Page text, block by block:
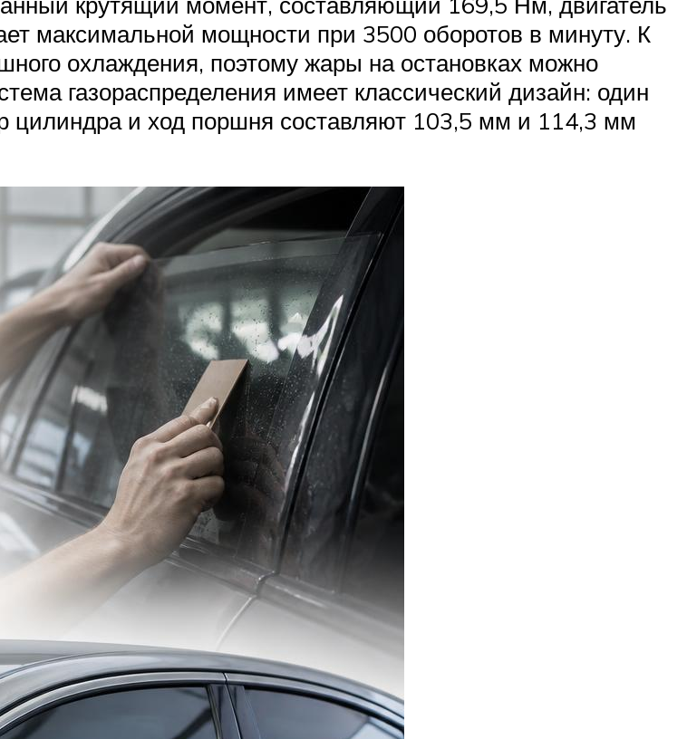
максимальной мощности при 3500 оборотов в минуту. К
охлаждения, поэтому жары на остановках можно
газораспределения имеет классический дизайн: один
цилиндра и ход поршня составляют 103,5 мм и 114,3 мм